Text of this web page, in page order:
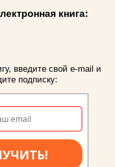
книга:
введите свой e-mail и
подписку: